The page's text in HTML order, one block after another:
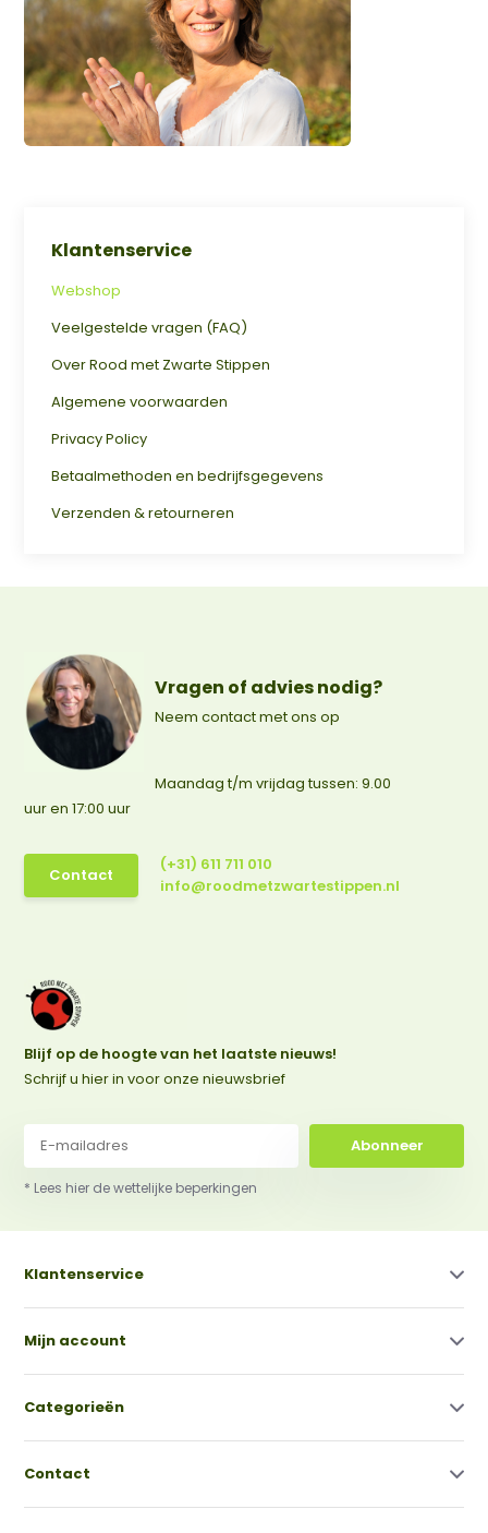
Klantenservice
Webshop
Veelgestelde vragen (FAQ)
Over Rood met Zwarte Stippen
Algemene voorwaarden
Privacy Policy
Betaalmethoden en bedrijfsgegevens
Verzenden & retourneren
Vragen of advies nodig?
Neem contact met ons op
Maandag t/m vrijdag tussen: 9.00
uur en 17:00 uur
Contact
(+31) 611 711 010
info@roodmetzwartestippen.nl
Blijf op de hoogte van het laatste nieuws!
Schrijf u hier in voor onze nieuwsbrief
Abonneer
* Lees hier de wettelijke beperkingen
Klantenservice
Mijn account
Categorieën
Contact